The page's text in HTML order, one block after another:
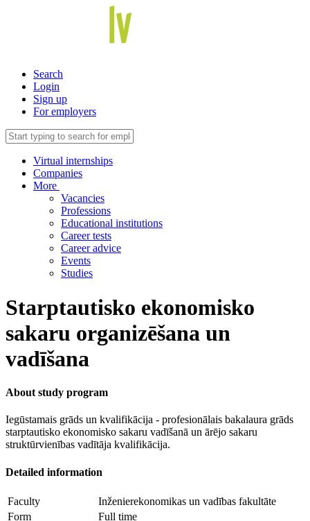
Search
Login
Sign up
For employers
Virtual internships
Companies
More
Vacancies
Professions
Educational institutions
Career tests
Career advice
Events
Studies
Starptautisko ekonomisko
sakaru organizēšana un
vadīšana
About study program
Iegūstamais grāds un kvalifikācija - profesionālais bakalaura grāds
starptautisko ekonomisko sakaru vadīšanā un ārējo sakaru
struktūrvienības vadītāja kvalifikācija.
Detailed information
Faculty
Inženierekonomikas un vadības fakultāte
Form
Full time